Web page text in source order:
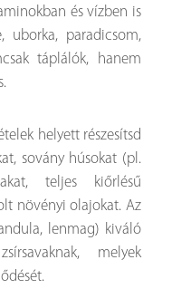
és vízben is
uborka, paradicsom,
táplálók, hanem
helyett részesítsd
sovány húsokat (pl.
teljes kiőrlésű
növényi olajokat. Az
lenmag) kiváló
melyek